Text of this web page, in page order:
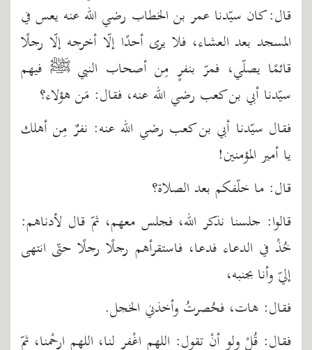
قال: كان سيّدنا عمر بن الخطاب رضي الله عنه يعس في
المسجد بعد العشاء، فلا يرى أحدًا إلّا أخرجه إلّا رجلًا
قائمًا يصلّي، فمرّ بنفرٍ مِن أصحاب النبي ﷺ فيهم
سيّدنا أبي بن كعب رضي الله عنه، فقال: مَن هؤلاء؟
فقال سيّدنا أبي بن كعب رضي الله عنه: نفرٌ مِن أهلك
يا أمير المؤمنين!
قال: ما خلّفكم بعد الصلاة؟
قالوا: جلسنا نذكر الله، فجلس معهم، ثمّ قال لأدناهم:
خُذْ في الدعاء فدعا، فاستقرأهم رجلًا رجلًا حتّى انتهى
إليّ وأنا بجنبه،
فقال: هات، فحُصرتُ وأخذني الخجل.
فقال: قُلْ ولو أنْ تقول: اللهم اغْفر لنا، اللهم ارحْمنا، ثمّ